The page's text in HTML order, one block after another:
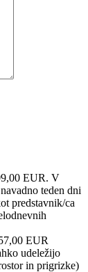
EUR. V
teden dni
predstavnik/ca
EUR
udeležijo
in prigrizke)